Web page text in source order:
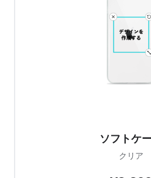
ソフトケ
クリア